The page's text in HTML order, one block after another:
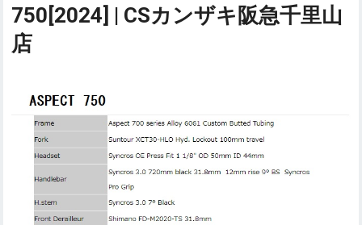
750[2024] | CSカンザキ阪急千里山
店